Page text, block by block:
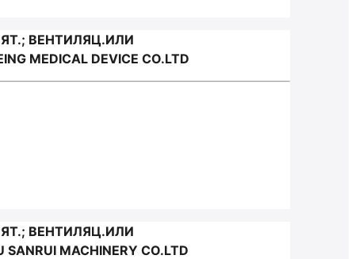
ВЕНТИЛЯЦ.ИЛИ
DEVICE CO.LTD
ВЕНТИЛЯЦ.ИЛИ
MACHINERY CO.LTD